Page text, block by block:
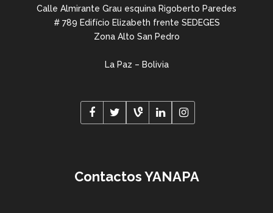
Calle Almirante Grau esquina Rigoberto Paredes
# 789 Edifício Elizabeth frente SEDEGES
Zona Alto San Pedro
La Paz – Bolivia
Contactos YANAPA